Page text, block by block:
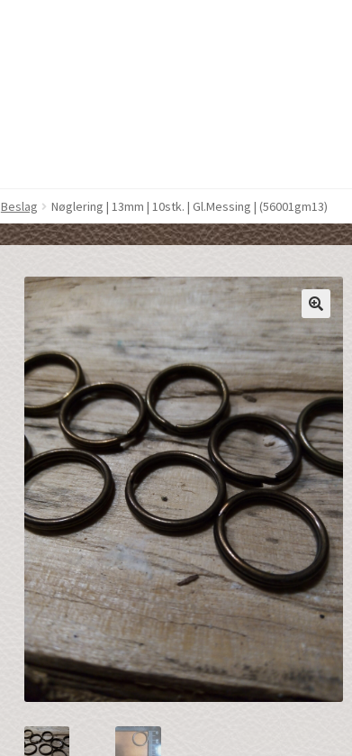
Beslag Nøglering | 13mm | 10stk. | Gl.Messing | (56001gm13)